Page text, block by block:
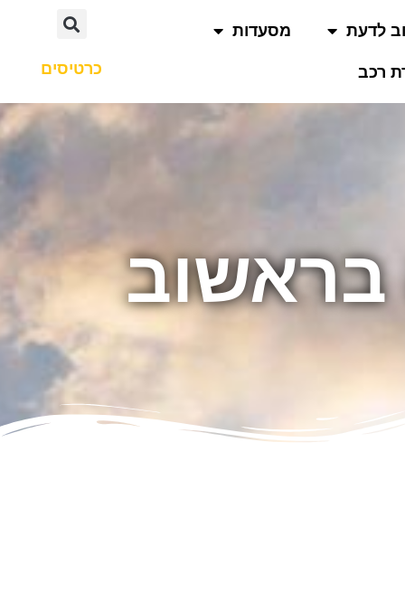
לדעת מסעדות
רכב כרטיסים
בראשוב